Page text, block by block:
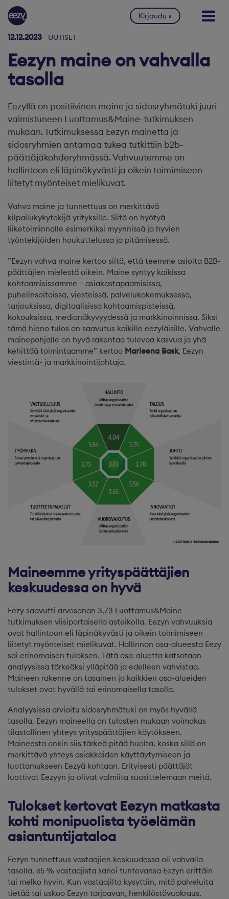
Siirry sisältöön
Kirjaudu
12.12.2023 UUTISET
Eezyn maine on vahvalla
tasolla
Eezyllä on positiivinen maine ja sidosryhmätuki juuri
valmistuneen Luottamus&Maine-tutkimuksen
mukaan. Tutkimuksessa Eezyn mainetta ja
sidosryhmien antamaa tukea tutkittiin b2b-
päättäjäkohderyhmässä. Vahvuutemme on
hallintoon eli läpinäkyvästi ja oikein toimimiseen
liitetyt myönteiset mielikuvat.
Vahva maine ja tunnettuus on merkittävä
kilpailukykytekijä yrityksille. Siitä on hyötyä
liiketoiminnalle esimerkiksi myynnissä ja hyvien
työntekijöiden houkuttelussa ja pitämisessä.
”Eezyn vahva maine kertoo siitä, että teemme asioita B2B-
päättäjien mielestä oikein. Maine syntyy kaikissa
kohtaamisissamme – asiakastapaamisissa,
puhelinsoitoissa, viesteissä, palvelukokemuksessa,
tarjouksissa, digitaalisissa kohtaamispisteissä,
kokouksissa, medianäkyvyydessä ja markkinoinnissa. Siksi
tämä hieno tulos on saavutus kaikille eezyläisille. Vahvalle
mainepohjalle on hyvä rakentaa tulevaa kasvua ja yhä
kehittää toimintaamme” kertoo Marleena Bask, Eezyn
viestintä- ja markkinointijohtaja.
Maineemme yrityspäättäjien
keskuudessa on hyvä
Eezy saavutti arvosanan 3,73 Luottamus&Maine-
tutkimuksen viisiportaisella asteikolla. Eezyn vahvuuksia
ovat hallintoon eli läpinäkyvästi ja oikein toimimiseen
liitetyt myönteiset mielikuvat. Hallinnon osa-alueesta Eezy
sai erinomaisen tuloksen. Tätä osa-aluetta katsotaan
analyysissa tärkeäksi ylläpitää ja edelleen vahvistaa.
Maineen rakenne on tasainen ja kaikkien osa-alueiden
tulokset ovat hyvällä tai erinomaisella tasolla.
Analyysissa arvioitu sidosryhmätuki on myös hyvällä
tasolla. Eezyn maineella on tulosten mukaan voimakas
tilastollinen yhteys yrityspäättäjien käytökseen.
Maineesta onkin siis tärkeä pitää huolta, koska sillä on
merkittävä yhteys asiakkaiden käyttäytymiseen ja
luottamukseen Eezyä kohtaan. Erityisesti päättäjät
luottivat Eezyyn ja olivat valmiita suosittelemaan meitä.
Tulokset kertovat Eezyn matkasta
kohti monipuolista työelämän
asiantuntijataloa
Eezyn tunnettuus vastaajien keskuudessa oli vahvalla
tasolla. 65 % vastaajista sanoi tuntevansa Eezyn erittäin
tai melko hyvin. Kun vastaajilta kysyttiin, mitä palveluita
tietää tai uskoo Eezyn tarjoavan, henkilöstövuokraus,